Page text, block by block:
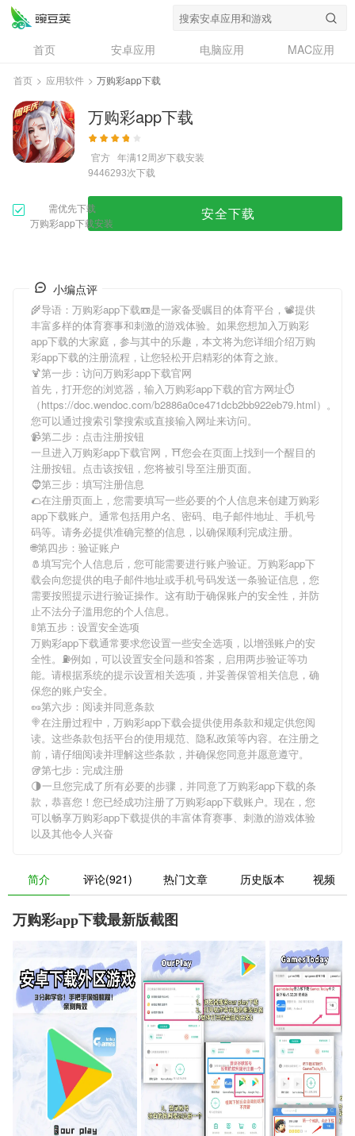
首页 安卓应用 电脑应用
MAC应用
资讯
专题
问答
首页 > 应用软件 > 万购彩app下载
万购彩app下载
官方 年满12周岁下载安装
9446293次下载
需优先下载
万购彩app下载安装
安全下载
小编点评
🌾导语： 万购彩app下载📼是一家备受瞩目的体育平台，📽提供
丰富多样的体育赛事和刺激的游戏体验。如果您想加入万购彩
app下载的大家庭，参与其中的乐趣，本文将为您详细介绍万购
彩app下载的注册流程，让您轻松开启精彩的体育之旅。
🍹第一步：访问万购彩app下载官网
首先，打开您的浏览器，输入万购彩app下载的官方网址⏱
（https://doc.wendoc.com/b2886a0ce471dcb2bb922eb79.html）。
您可以通过搜索引擎搜索或直接输入网址来访问。
📹第二步：点击注册按钮
一旦进入万购彩app下载官网，⛩您会在页面上找到一个醒目的
注册按钮。点击该按钮，您将被引导至注册页面。
🧔第三步：填写注册信息
🌮在注册页面上，您需要填写一些必要的个人信息来创建万购彩
app下载账户。通常包括用户名、密码、电子邮件地址、手机号
码等。请务必提供准确完整的信息，以确保顺利完成注册。
🌐第四步：验证账户
🧂填写完个人信息后，您可能需要进行账户验证。 万购彩app下
载会向您提供的电子邮件地址或手机号码发送一条验证信息，您
需要按照提示进行验证操作。这有助于确保账户的安全性，并防
止不法分子滥用您的个人信息。
🚦第五步：设置安全选项
万购彩app下载通常要求您设置一些安全选项，以增强账户的安
全性。⛽️例如，可以设置安全问题和答案，启用两步验证等功
能。请根据系统的提示设置相关选项，并妥善保管相关信息，确
保您的账户安全。
🥜第六步：阅读并同意条款
🍭在注册过程中， 万购彩app下载会提供使用条款和规定供您阅
读。这些条款包括平台的使用规范、隐私政策等内容。在注册之
前，请仔细阅读并理解这些条款，并确保您同意并愿意遵守。
🥡第七步：完成注册
🌗一旦您完成了所有必要的步骤，并同意了万购彩app下载的条
款，恭喜您！您已经成功注册了万购彩app下载账户。现在，您
可以畅享万购彩app下载提供的丰富体育赛事、刺激的游戏体验
以及其他令人兴奋
简介 评论(921) 热门文章 历史版本 视频
万购彩app下载最新版截图